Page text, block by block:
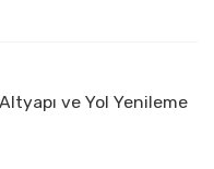
ve Yol Yenileme